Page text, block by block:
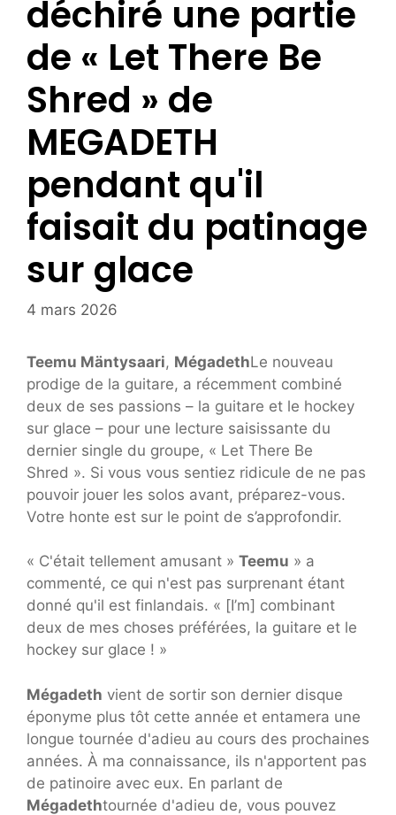
déchiré une partie
de « Let There Be
Shred » de
MEGADETH
pendant qu'il
faisait du patinage
sur glace
4 mars 2026
Teemu Mäntysaari, MégadethLe nouveau
prodige de la guitare, a récemment combiné
deux de ses passions – la guitare et le hockey
sur glace – pour une lecture saisissante du
dernier single du groupe, « Let There Be
Shred ». Si vous vous sentiez ridicule de ne pas
pouvoir jouer les solos avant, préparez-vous.
Votre honte est sur le point de s’approfondir.
« C'était tellement amusant » Teemu » a
commenté, ce qui n'est pas surprenant étant
donné qu'il est finlandais. « [I’m] combinant
deux de mes choses préférées, la guitare et le
hockey sur glace ! »
Mégadeth vient de sortir son dernier disque
éponyme plus tôt cette année et entamera une
longue tournée d'adieu au cours des prochaines
années. À ma connaissance, ils n'apportent pas
de patinoire avec eux. En parlant de
Mégadethtournée d'adieu de, vous pouvez